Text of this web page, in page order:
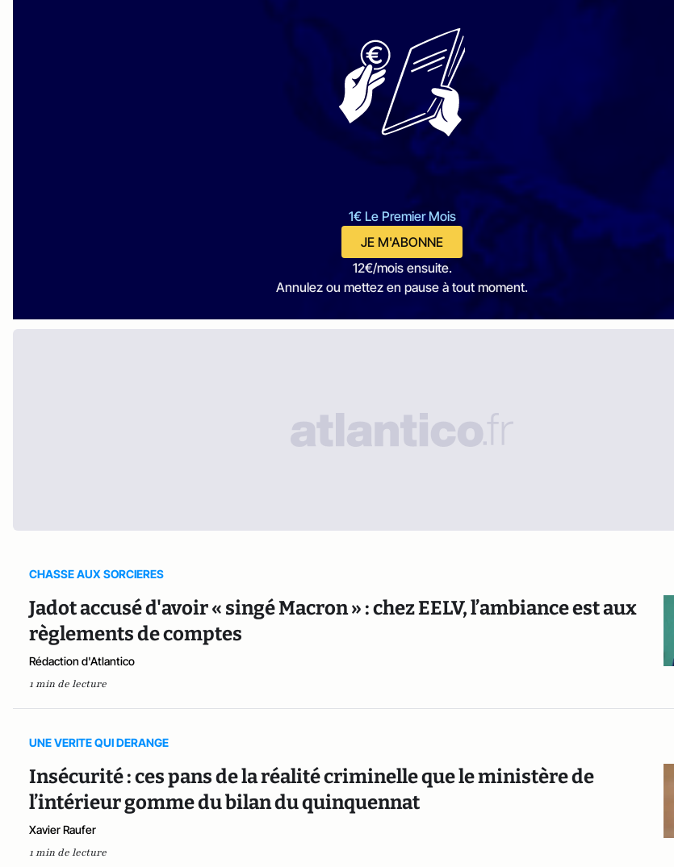
1€ Le Premier Mois
JE M'ABONNE
12€/mois ensuite.
Annulez ou mettez en pause à tout moment.
CHASSE AUX SORCIERES
Jadot accusé d'avoir « singé Macron » : chez EELV, l’ambiance est aux
règlements de comptes
Rédaction d'Atlantico
1 min de lecture
UNE VERITE QUI DERANGE
Insécurité : ces pans de la réalité criminelle que le ministère de
l’intérieur gomme du bilan du quinquennat
Xavier Raufer
1 min de lecture